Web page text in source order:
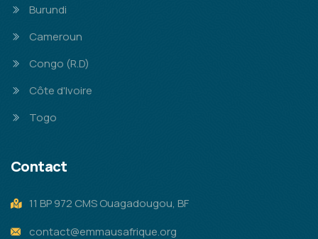
Burundi
Cameroun
Congo (R.D)
Côte d'Ivoire
Togo
Contact
11 BP 972 CMS Ouagadougou, BF
contact@emmausafrique.org